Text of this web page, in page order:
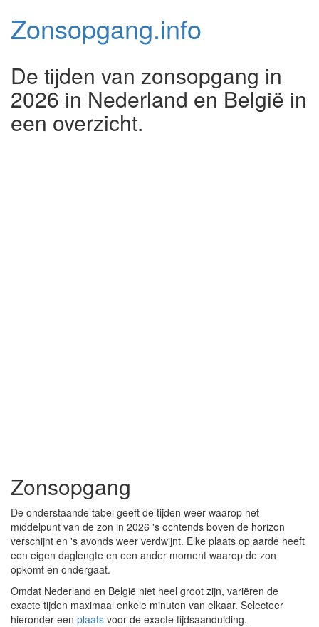
Zonsopgang.info
De tijden van zonsopgang in
2026 in Nederland en België in
een overzicht.
Zonsopgang
De onderstaande tabel geeft de tijden weer waarop het
middelpunt van de zon in 2026 's ochtends boven de horizon
verschijnt en 's avonds weer verdwijnt. Elke plaats op aarde heeft
een eigen daglengte en een ander moment waarop de zon
opkomt en ondergaat.
Omdat Nederland en België niet heel groot zijn, variëren de
exacte tijden maximaal enkele minuten van elkaar. Selecteer
hieronder een plaats voor de exacte tijdsaanduiding.